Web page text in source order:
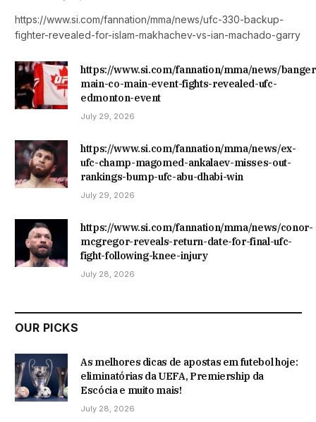
https://www.si.com/fannation/mma/news/ufc-330-backup-
fighter-revealed-for-islam-makhachev-vs-ian-machado-garry
https://www.si.com/fannation/mma/news/
main-co-main-event-fights-revealed-ufc-
edmonton-event
July 29, 2026
https://www.si.com/fannation/mma/news/ex-
ufc-champ-magomed-ankalaev-misses-out-
rankings-bump-ufc-abu-dhabi-win
July 29, 2026
https://www.si.com/fannation/mma/news/conor-
mcgregor-reveals-return-date-for-final-ufc-
fight-following-knee-injury
July 28, 2026
OUR PICKS
As melhores dicas de apostas em futebol hoje:
eliminatórias da UEFA, Premiership da
Escócia e muito mais!
July 28, 2026